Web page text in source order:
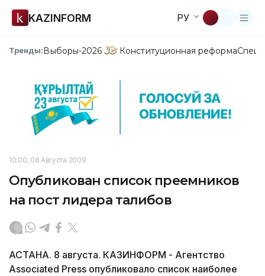
KAZINFORM РУ
Тренды:Выборы-2026 Конституционная реформа
10:00, 08 Августа 2009
Опубликован список преемников
на пост лидера талибов
АСТАНА. 8 августа. КАЗИНФОРМ - Агентство
Associated Press опубликовало список наиболее